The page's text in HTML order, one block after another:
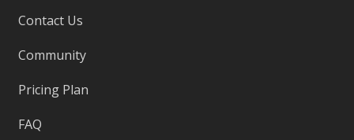
Contact Us
Community
Pricing Plan
FAQ